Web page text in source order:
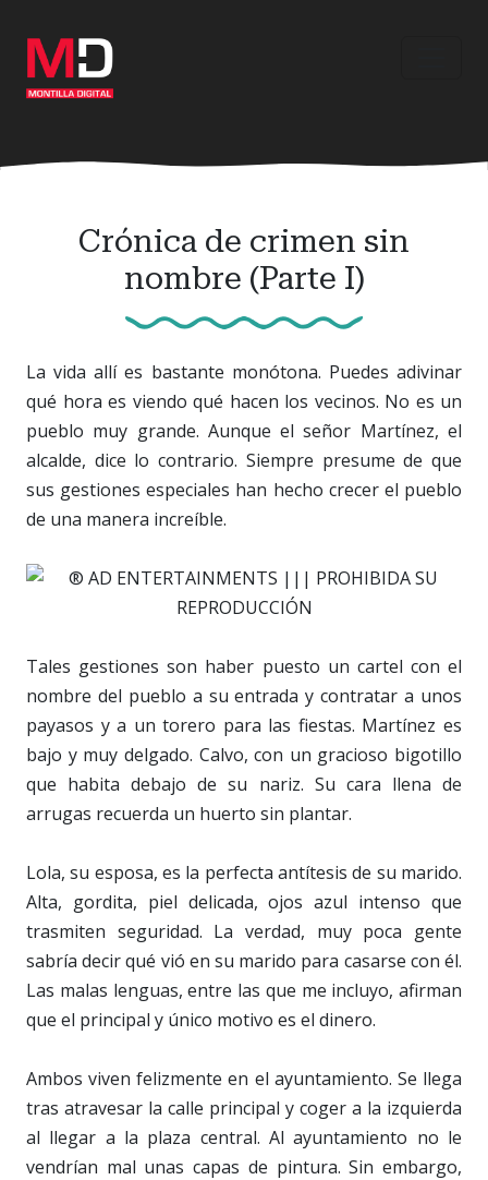
contenido
principal
Crónica de crimen sin
nombre (Parte I)
La vida allí es bastante monótona. Puedes adivinar
qué hora es viendo qué hacen los vecinos. No es un
pueblo muy grande. Aunque el señor Martínez, el
alcalde, dice lo contrario. Siempre presume de que
sus gestiones especiales han hecho crecer el pueblo
de una manera increíble.
Tales gestiones son haber puesto un cartel con el
nombre del pueblo a su entrada y contratar a unos
payasos y a un torero para las fiestas. Martínez es
bajo y muy delgado. Calvo, con un gracioso bigotillo
que habita debajo de su nariz. Su cara llena de
arrugas recuerda un huerto sin plantar.
Lola, su esposa, es la perfecta antítesis de su marido.
Alta, gordita, piel delicada, ojos azul intenso que
trasmiten seguridad. La verdad, muy poca gente
sabría decir qué vió en su marido para casarse con él.
Las malas lenguas, entre las que me incluyo, afirman
que el principal y único motivo es el dinero.
Ambos viven felizmente en el ayuntamiento. Se llega
tras atravesar la calle principal y coger a la izquierda
al llegar a la plaza central. Al ayuntamiento no le
vendrían mal unas capas de pintura. Sin embargo,